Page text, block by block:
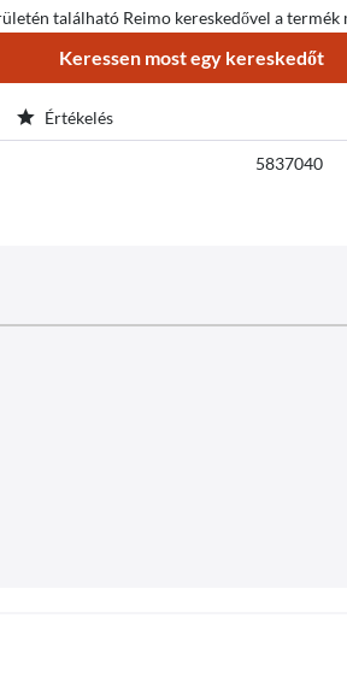
található Reimo kereskedővel a termék
Keressen most egy kereskedőt
Értékelés
5837040